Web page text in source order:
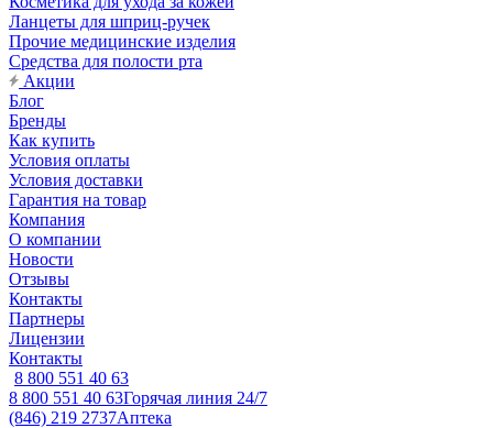
Ланцеты для шприц-ручек
Прочие медицинские изделия
Средства для полости рта
Акции
Блог
Бренды
Как купить
Условия оплаты
Условия доставки
Гарантия на товар
Компания
О компании
Новости
Отзывы
Контакты
Партнеры
Лицензии
Контакты
8 800 551 40 63
8 800 551 40 63Горячая линия 24/7
(846) 219 2737Аптека